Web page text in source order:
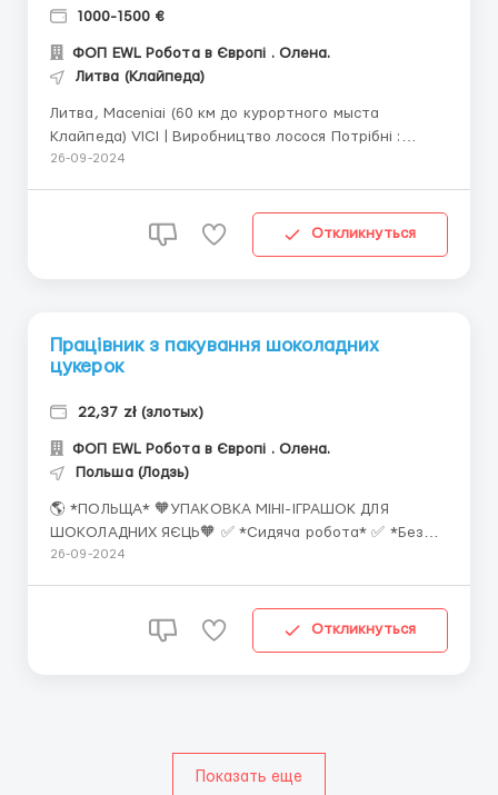
1000-1500 €
ФОП EWL Робота в Європі . Олена.
Литва (Клайпеда)
Литва, Maceniai (60 км до курортного мыста
Клайпеда) VICI | Виробництво лосося Потрібні :
Чоловіки Жінки Пари до 60 р Заробітня плата від
26-09-2024
Откликнуться
Працівник з пакування шоколадних
цукерок
22,37 zł (злотых)
ФОП EWL Робота в Європі . Олена.
Польша (Лодзь)
🌎 *ПОЛЬЩА* 🧡УПАКОВКА МІНІ-ІГРАШОК ДЛЯ
ШОКОЛАДНИХ ЯЄЦЬ🧡 ✅ *Сидяча робота* ✅ *Без
нічних змін* ✅Беремо *пари та жінок до 50р* Global
26-09-2024
Откликнуться
Показать еще